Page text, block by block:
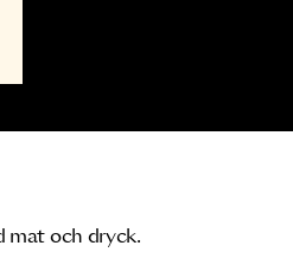
mat och dryck.